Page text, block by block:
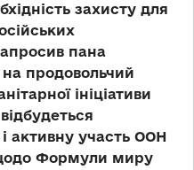
захисту для
пана
продовольчий
ініціативи
активну участь ООН
Формули миру